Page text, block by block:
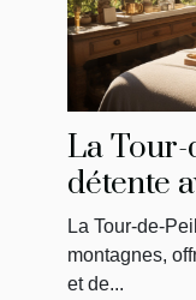
La Tour-
détente
La Tour-de-
montagnes,
et de...